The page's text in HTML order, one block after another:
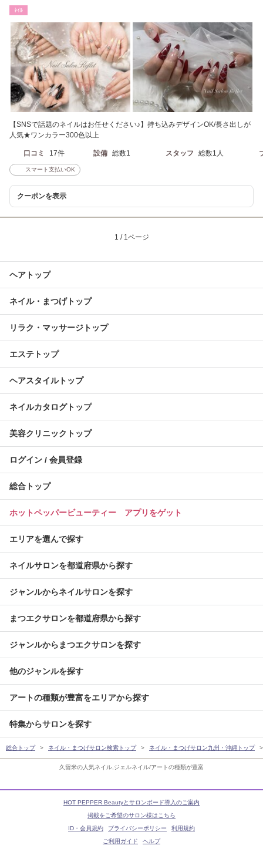
久留米の人気ネイル,ジェルネイル/アートの種類が豊富
ﾈｲﾙ
【SNSで話題のネイルはお任せください♪】持ち込みデザインOK/長さ出しが
人気★ワンカラー300色以上
口コミ 17件 設備 総数1 スタッフ 総数1人
スマート支払いOK
クーポンを表示
1 / 1ページ
ヘアトップ
ネイル・まつげトップ
リラク・マッサージトップ
エステトップ
ヘアスタイルトップ
ネイルカタログトップ
美容クリニックトップ
ログイン / 会員登録
総合トップ
ホットペッパービューティー アプリをゲット
エリアを選んで探す
ネイルサロンを都道府県から探す
ジャンルからネイルサロンを探す
まつエクサロンを都道府県から探す
ジャンルからまつエクサロンを探す
他のジャンルを探す
アートの種類が豊富をエリアから探す
特集からサロンを探す
総合トップ ネイル・まつげサロン検索トップ ネイル・まつげサロン九州・沖縄トップ
HOT PEPPER Beautyとサロンボード導入のご案内
掲載をご希望のサロン様はこちら
ID・会員規約
プライバシーポリシー
利用規約
ご利用ガイド
ヘルプ